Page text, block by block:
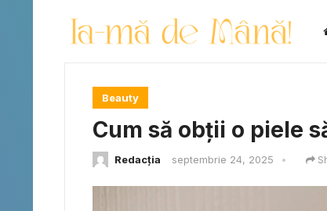
Beauty
Cum să obții o piele
Redacția septembrie 24, 2025 •